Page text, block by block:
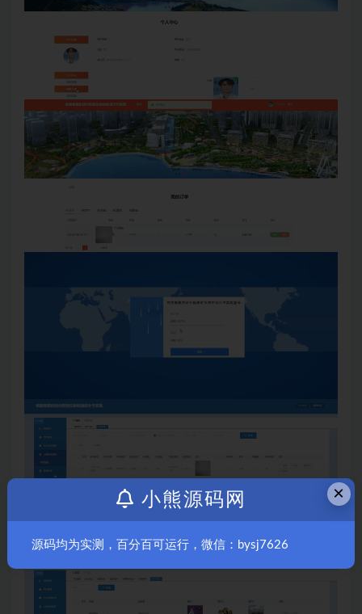
×
小熊源码网
源码均为实测，百分百可运行，微信：bysj7626